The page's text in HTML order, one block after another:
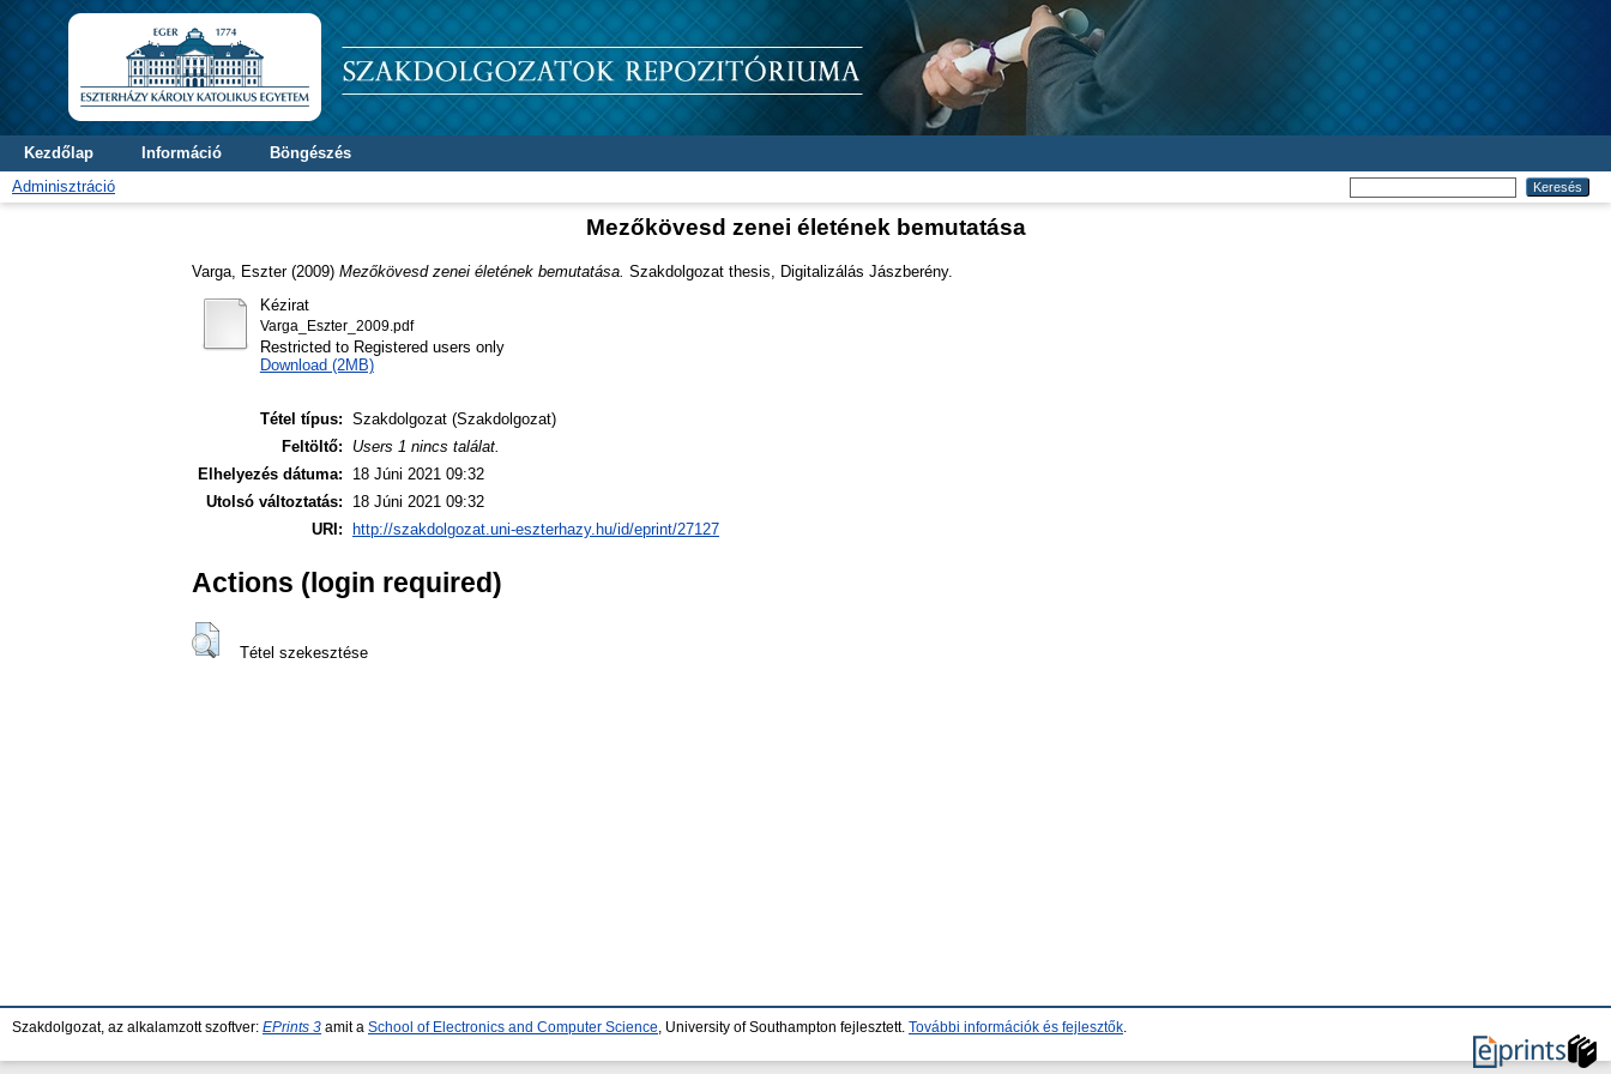
Kezdőlap Információ
Böngészés
Adminisztráció
Mezőkövesd zenei életének bemutatása
Varga, Eszter(2009) Mezőkövesd zenei életének bemutatása. Szakdolgozat thesis, Digitalizálás Jászberény.
Kézirat
Varga_Eszter_2009.pdf
Restricted to Registered users only
Download (2MB)
Tétel típus: Szakdolgozat (Szakdolgozat)
Feltöltő:
Users 1 nincs találat.
Elhelyezés dátuma:
18 Júni 2021 09:32
Utolsó változtatás:
18 Júni 2021 09:32
URI:
http://szakdolgozat.uni-eszterhazy.hu/id/eprint/27127
Actions (login required)
Tétel szekesztése
Szakdolgozat, az alkalamzott szoftver: EPrints 3 amit a School of Electronics and Computer Science , University of Southampton fejlesztett. További információk és fejlesztők